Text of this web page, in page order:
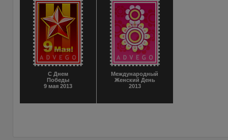
С Днем
Победы
9 мая 2013
Международный
Женский День
2013